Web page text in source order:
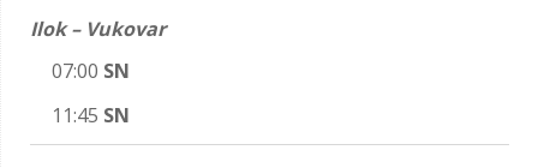
Ilok – Vukovar
07:00 SN
11:45 SN